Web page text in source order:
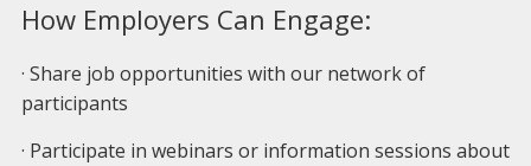
How Employers Can Engage:
· Share job opportunities with our network of
participants
· Participate in webinars or information sessions about